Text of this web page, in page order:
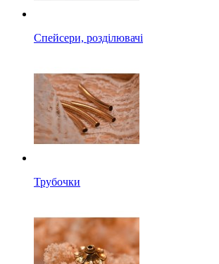
Спейсери, розділювачі
Трубочки